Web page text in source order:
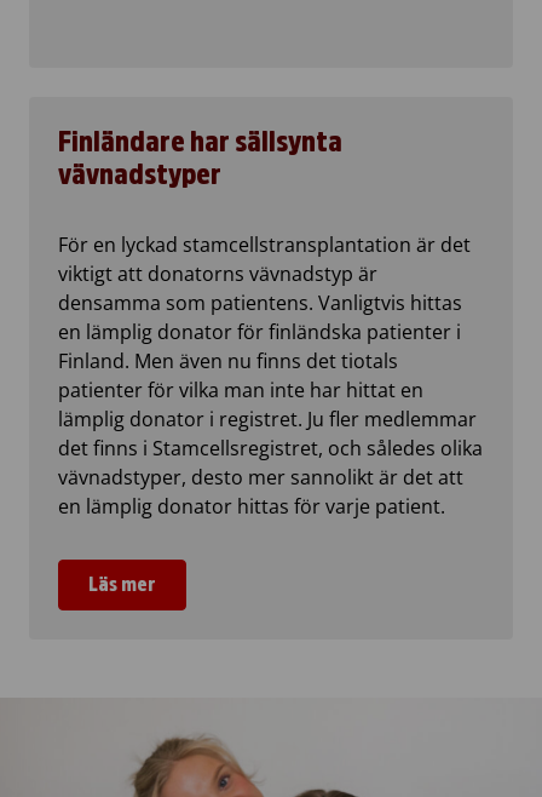
Finländare har sällsynta
vävnadstyper
För en lyckad stamcellstransplantation är det
viktigt att donatorns vävnadstyp är
densamma som patientens. Vanligtvis hittas
en lämplig donator för finländska patienter i
Finland. Men även nu finns det tiotals
patienter för vilka man inte har hittat en
lämplig donator i registret. Ju fler medlemmar
det finns i Stamcellsregistret, och således olika
vävnadstyper, desto mer sannolikt är det att
en lämplig donator hittas för varje patient.
Läs mer